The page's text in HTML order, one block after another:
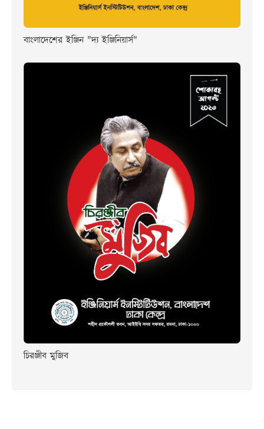
বাংলাদেশের ইঞ্জিন "দ্য ইঞ্জিনিয়ার্স"
চিরঞ্জীব মুজিব